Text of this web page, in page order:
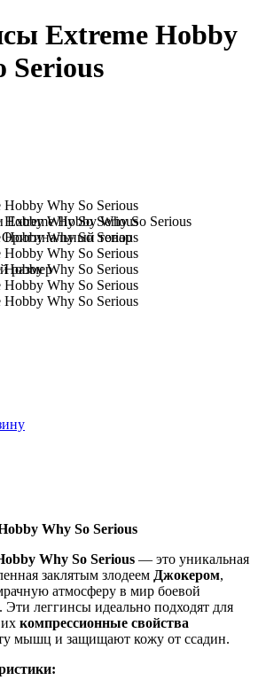
Extreme Hobby
Serious
Extreme Hobby Why So Serious
Оригинальный товар
размер
Why So Serious
Why So Serious — это уникальная
заклятым злодеем Джокером,
атмосферу в мир боевой
леггинсы идеально подходят для
компрессионные свойства
мышц и защищают кожу от ссадин.